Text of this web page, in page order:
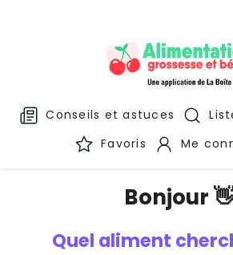
Conseils et astuces
Favoris
Me
Bonjour
Quel aliment